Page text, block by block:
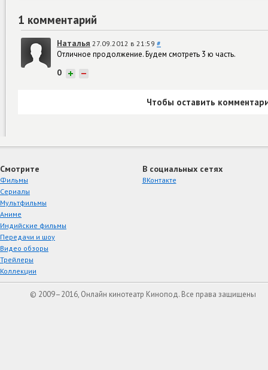
1 комментарий
Наталья 27.09.2012 в 21:59 #
Отличное продолжение. Будем смотреть 3 ю часть.
0 + −
Чтобы оставить
Смотрите
Фильмы
Сериалы
Мультфильмы
Аниме
Индийские фильмы
Передачи и шоу
Видео обзоры
Трейлеры
Коллекции
В социальных сетях
ВКонтакте
© 2009–2016, Онлайн кинотеатр Кинопод. Все права защищены